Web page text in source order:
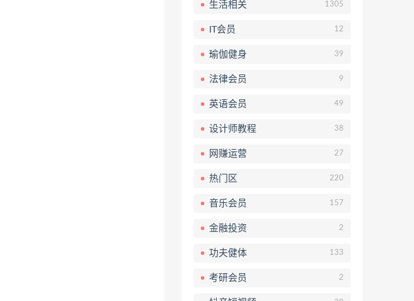
生活相关 1305
IT会员 12
瑜伽健身 39
法律会员 9
英语会员 49
设计师教程 38
网赚运营 27
热门区 220
音乐会员 157
金融投资 2
功夫健体 133
考研会员 2